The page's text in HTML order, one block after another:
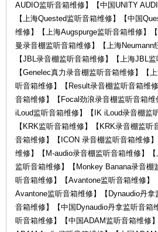
AUDIO监听音箱维修】【中国UNITY
【上海Quested监听音箱维修】【中国
维修】【上海Augspurge监听音箱维修】
曼录音棚监听音箱维修】【上海
【JBL录音棚监听音箱维修】【上海JBL
【Genelec真力录音棚监听音箱维修】【
听音箱维修】【Result录音棚监听音箱维
音箱维修】【Focal劲浪录音棚监听音箱
iLoud监听音箱维修】【IK iLoud录音棚监
【KRK监听音箱维修】【KRK录音棚监
音箱维修】【ICON 录音棚监听音箱维修
维修】【M-audio录音棚监听音箱维修】
监听音箱维修】【Monkey Banana录音
听音箱维修】【Avantone监听音箱维修
Avantone监听音箱维修】【Dynaudio丹
音箱维修】【中国Dynaudio丹拿监听音
听音箱维修】【中国ADAM监听音箱维修